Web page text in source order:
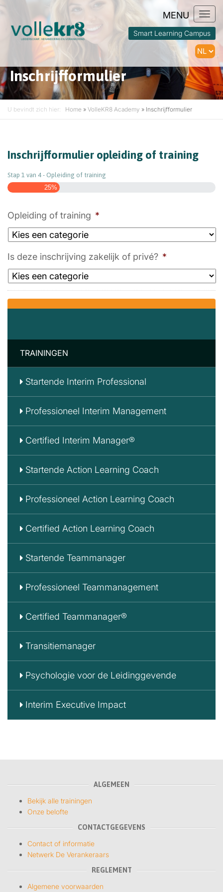
Smart Learning Campus
Inschrijfformulier
U bevindt zich hier: Home » VolleKR8 Academy » Inschrijfformulier
Inschrijfformulier opleiding of training
Stap 1 van 4 - Opleiding of training
25%
Opleiding of training *
Is deze inschrijving zakelijk of privé? *
TRAININGEN
Startende Interim Professional
Professioneel Interim Management
Certified Interim Manager®
Startende Action Learning Coach
Professioneel Action Learning Coach
Certified Action Learning Coach
Startende Teammanager
Professioneel Teammanagement
Certified Teammanager®
Transitiemanager
Psychologie voor de Leidinggevende
Interim Executive Impact
ALGEMEEN
Bekijk alle trainingen
Onze belofte
CONTACTGEGEVENS
Contact of informatie
Netwerk De Verankeraars
REGLEMENT
Algemene voorwaarden